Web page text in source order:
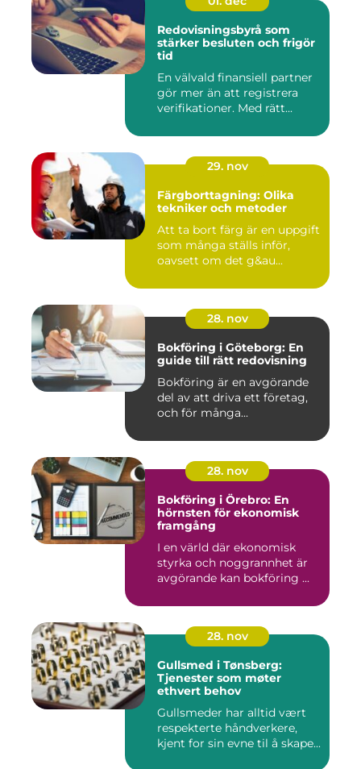
Redovisningsbyrå som
stärker besluten och frigör
tid
En välvald finansiell partner
gör mer än att registrera
verifikationer. Med rätt...
29. nov
Färgborttagning: Olika
tekniker och metoder
Att ta bort färg är en uppgift
som många ställs inför,
oavsett om det g&au...
28. nov
Bokföring i Göteborg: En
guide till rätt redovisning
Bokföring är en avgörande
del av att driva ett företag,
och för många...
28. nov
Bokföring i Örebro: En
hörnsten för ekonomisk
framgång
I en värld där ekonomisk
styrka och noggrannhet är
avgörande kan bokföring ...
28. nov
Gullsmed i Tønsberg:
Tjenester som møter
ethvert behov
Gullsmeder har alltid vært
respekterte håndverkere,
kjent for sin evne til å skape...